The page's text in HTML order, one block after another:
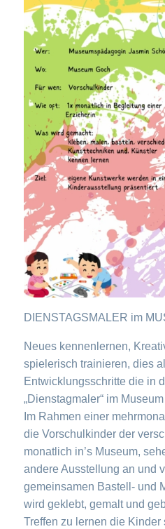
DIENSTAGSMALER im
Neues kennenlernen,
spielerisch trainieren, dies
Entwicklungsschritte die in
„Dienstagmaler“ im
Im Rahmen einer
die Vorschulkinder der
monatlich in’s Museum,
andere Ausstellung an und
gemeinsamen Bastell- und
wird geklebt, gemalt und
Treffen zu lernen die